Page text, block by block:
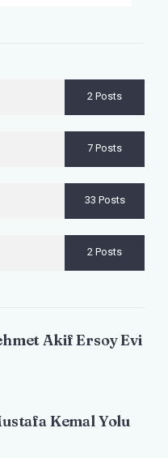
2 Posts
7 Posts
33 Posts
2 Posts
Akif Ersoy Evi
Kemal Yolu